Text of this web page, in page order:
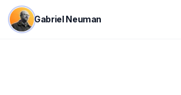
Gabriel Neuman